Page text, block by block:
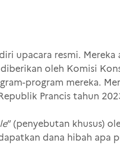
upacara resmi. Mereka
oleh Komisi
program mereka.
Prancis tahun
” (penyebutan khusus)
dana hibah apa